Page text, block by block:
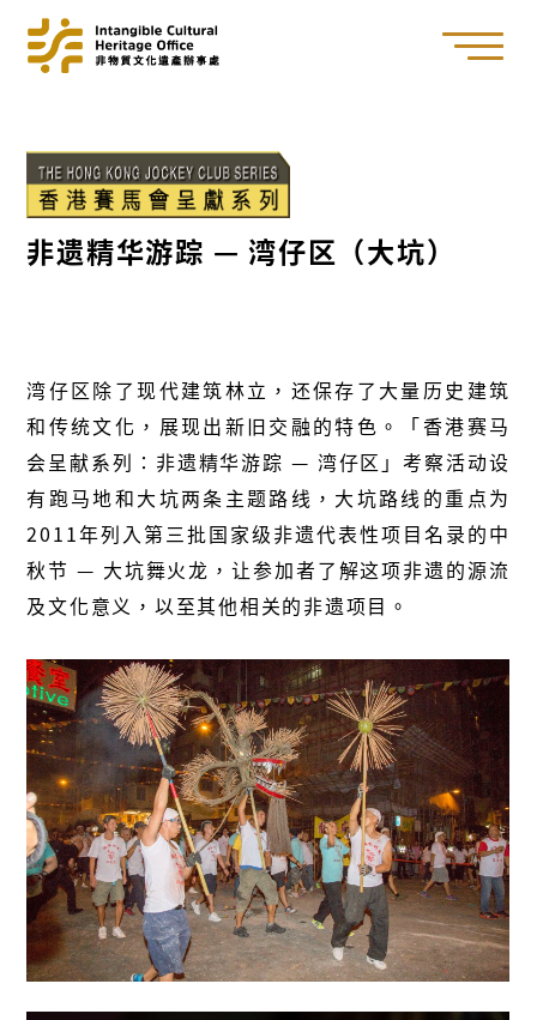
非遗精华游踪 — 湾仔区（大坑）
湾仔区除了现代建筑林立，还保存了大量历史建筑
和传统文化，展现出新旧交融的特色。「香港赛马
会呈献系列∶非遗精华游踪 — 湾仔区」考察活动设
有跑马地和大坑两条主题路线，大坑路线的重点为
2011年列入第三批国家级非遗代表性项目名录的中
秋节 — 大坑舞火龙，让参加者了解这项非遗的源流
及文化意义，以至其他相关的非遗项目。